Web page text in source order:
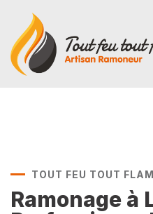
TOUT FEU TOUT
Ramonage à